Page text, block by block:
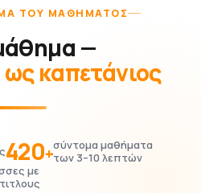
ΤΟΥ ΜΑΘΉΜΑΤΟΣ
—
ως καπετάνιος
420+σύντομα μαθήματα
των 3–10 λεπτών
με